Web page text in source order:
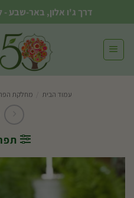
to
content
דרך ג'ו אלון, באר-שבע -
עמוד הבית מחלקת